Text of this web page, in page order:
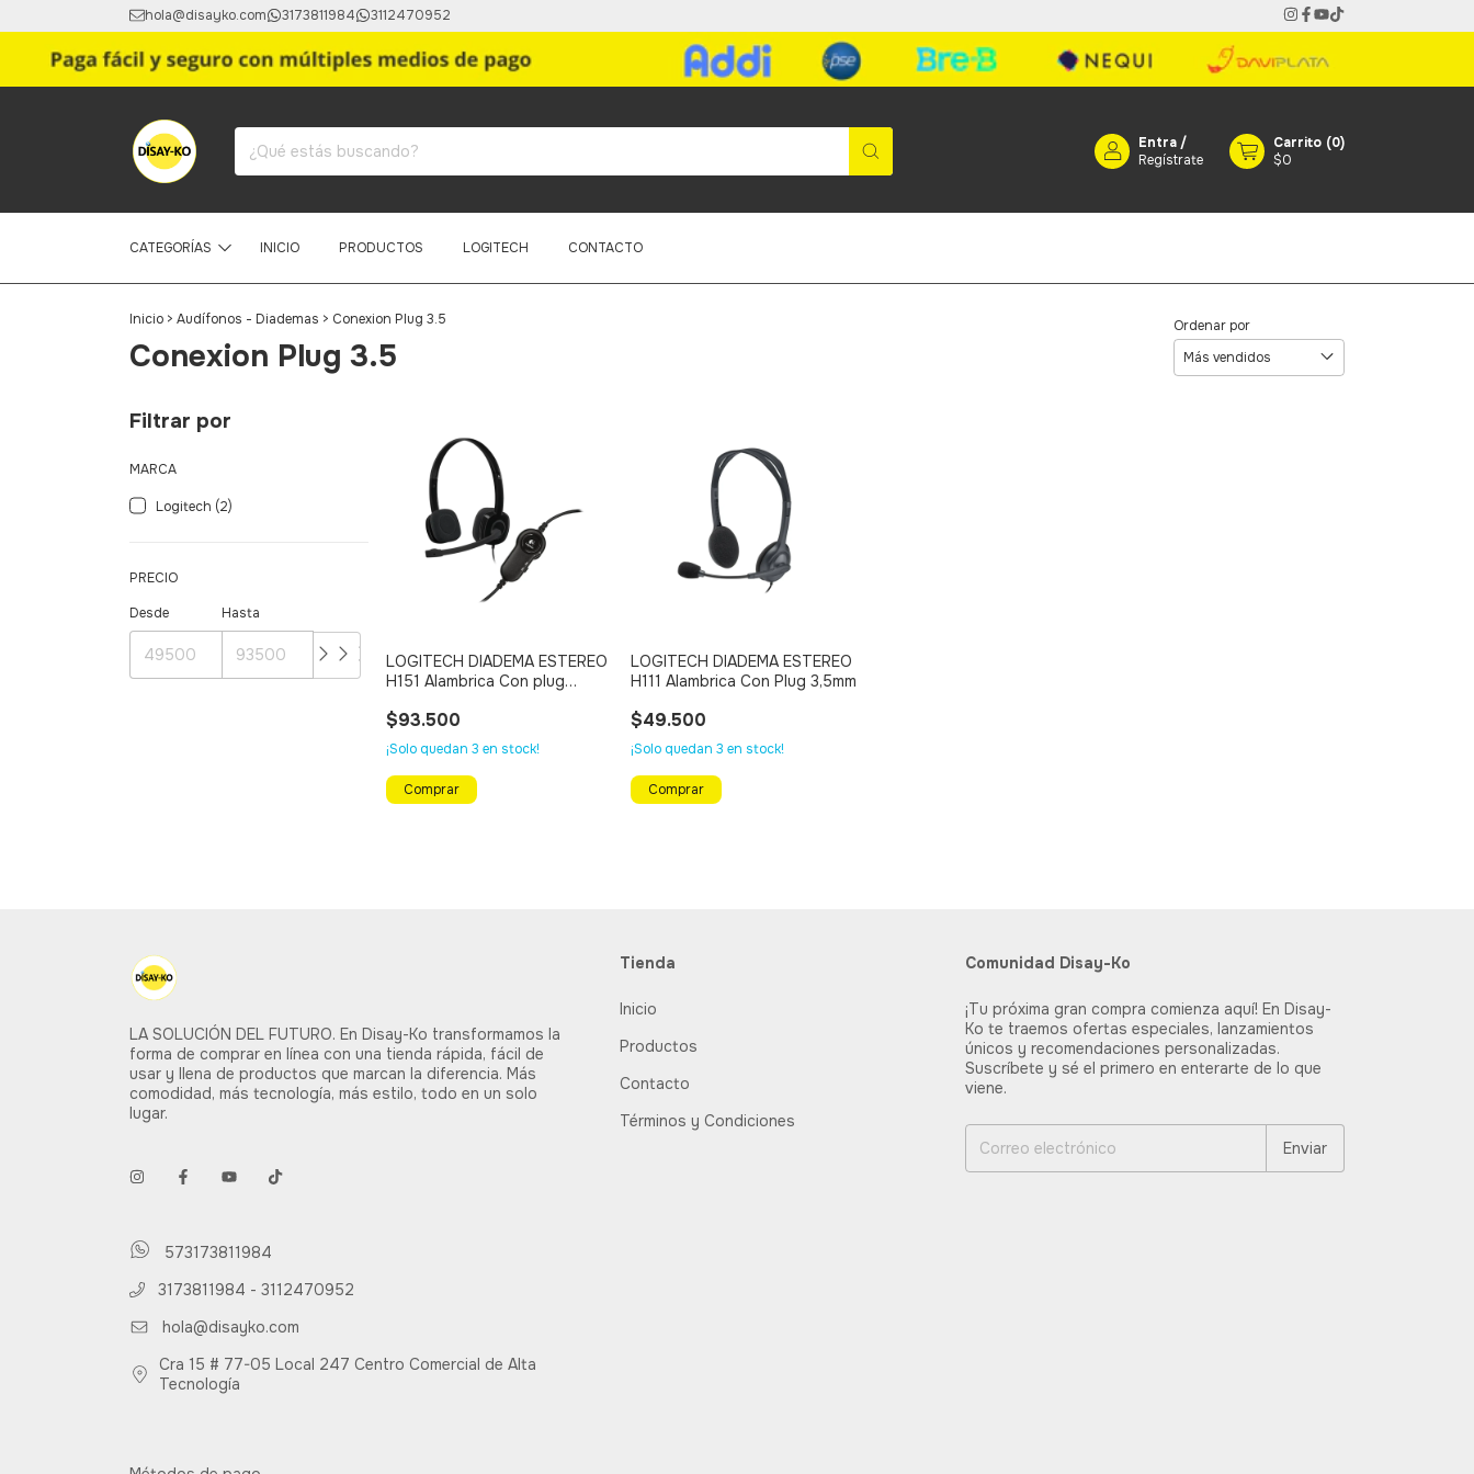
hola@disayko.com 3173811984 3112470952
Entra /
Regístrate
Carrito (0)
$0
CATEGORÍAS INICIO PRODUCTOS LOGITECH CONTACTO
Inicio > Audífonos - Diademas > Conexion Plug 3.5
Conexion Plug 3.5
Ordenar por
Filtrar por
MARCA
Logitech (2)
PRECIO
Desde
Hasta
LOGITECH DIADEMA ESTEREO
H151 Alambrica Con plug
VOLUMEN
$93.500
¡Solo quedan3 en stock!
LOGITECH DIADEMA ESTEREO
H111 Alambrica Con Plug 3,5mm
$49.500
¡Solo quedan 3 en stock!
LA SOLUCIÓN DEL FUTURO. En Disay-Ko transformamos la
forma de comprar en línea con una tienda rápida, fácil de
usar y llena de productos que marcan la diferencia. Más
comodidad, más tecnología, más estilo, todo en un solo
lugar.
573173811984
3173811984 - 3112470952
hola@disayko.com
Cra 15 # 77-05 Local 247 Centro Comercial de Alta
Tecnología
Tienda
Inicio
Productos
Contacto
Términos y Condiciones
Comunidad Disay-Ko
¡Tu próxima gran compra comienza aquí! En Disay-
Ko te traemos ofertas especiales, lanzamientos
únicos y recomendaciones personalizadas.
Suscríbete y sé el primero en enterarte de lo que
viene.